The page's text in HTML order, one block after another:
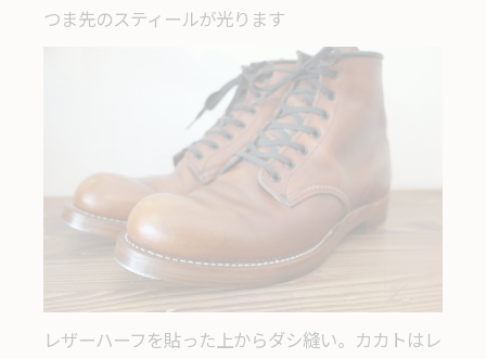
つま先のスティールが光ります
レザーハーフを貼った上からダシ縫い。カカトはレ